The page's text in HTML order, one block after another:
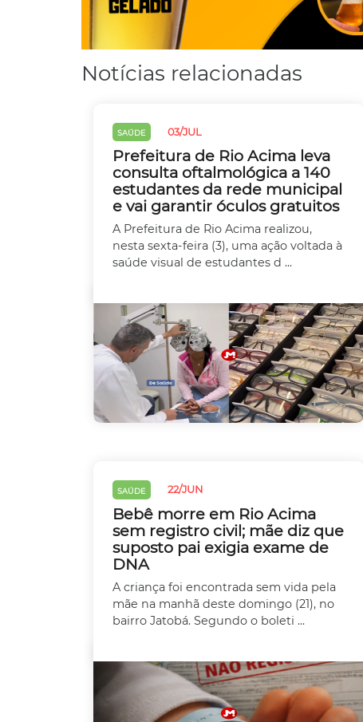
Notícias relacionadas
SAÚDE 03/JUL
Prefeitura de Rio Acima leva
consulta oftalmológica a 140
estudantes da rede municipal
e vai garantir óculos gratuitos
A Prefeitura de Rio Acima realizou,
nesta sexta-feira (3), uma ação voltada à
saúde visual de estudantes d ...
SAÚDE 22/JUN
Bebê morre em Rio Acima
sem registro civil; mãe diz que
suposto pai exigia exame de
DNA
A criança foi encontrada sem vida pela
mãe na manhã deste domingo (21), no
bairro Jatobá. Segundo o boleti ...